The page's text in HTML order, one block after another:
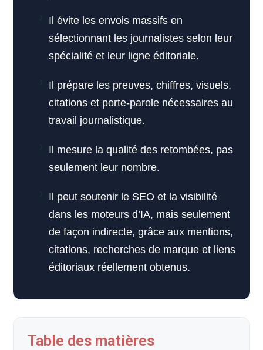
Il évite les envois massifs en
sélectionnant les journalistes selon leur
spécialité et leur ligne éditoriale.
Il prépare les preuves, chiffres, visuels,
citations et porte-parole nécessaires au
travail journalistique.
Il mesure la qualité des retombées, pas
seulement leur nombre.
Il peut soutenir le SEO et la visibilité
dans les moteurs d’IA, mais seulement
de façon indirecte, grâce aux mentions,
citations, recherches de marque et liens
éditoriaux réellement obtenus.
Table des matières